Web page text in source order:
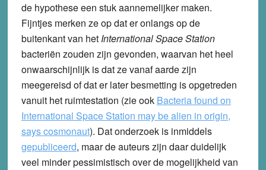
de hypothese een stuk aannemelijker maken.
Fijntjes merken ze op dat er onlangs op de
buitenkant van het International Space Station
bacteriën zouden zijn gevonden, waarvan het heel
onwaarschijnlijk is dat ze vanaf aarde zijn
meegereisd of dat er later besmetting is opgetreden
vanuit het ruimtestation (zie ook Bacteria found on
International Space Station may be alien in origin,
says cosmonaut). Dat onderzoek is inmiddels
gepubliceerd, maar de auteurs zijn daar duidelijk
veel minder pessimistisch over de mogelijkheid van